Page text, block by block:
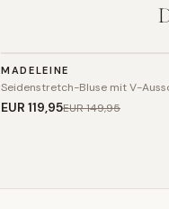
SALE
MADELEINE
Seidenstretch-Bluse mit V-
EUR 119,95EUR 149,95